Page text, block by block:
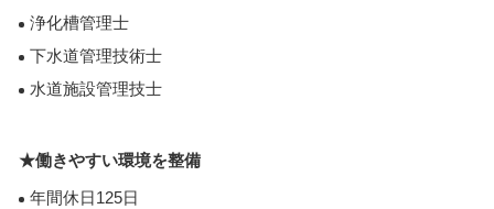
浄化槽管理士
下水道管理技術士
水道施設管理技士
★働きやすい環境を整備
年間休日125日